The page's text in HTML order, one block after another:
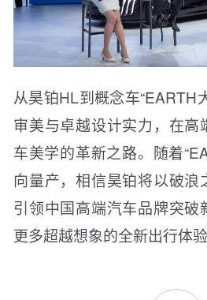
从昊铂HL到概念车“EARTH
审美与卓越设计实力，在高
车美学的革新之路。随着
向量产，相信昊铂将以破浪
引领中国高端汽车品牌突破
更多超越想象的全新出行体验